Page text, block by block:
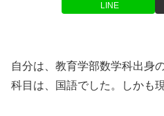
LINE
自分は、教育学部数学科出身
科目は、国語でした。しかも現